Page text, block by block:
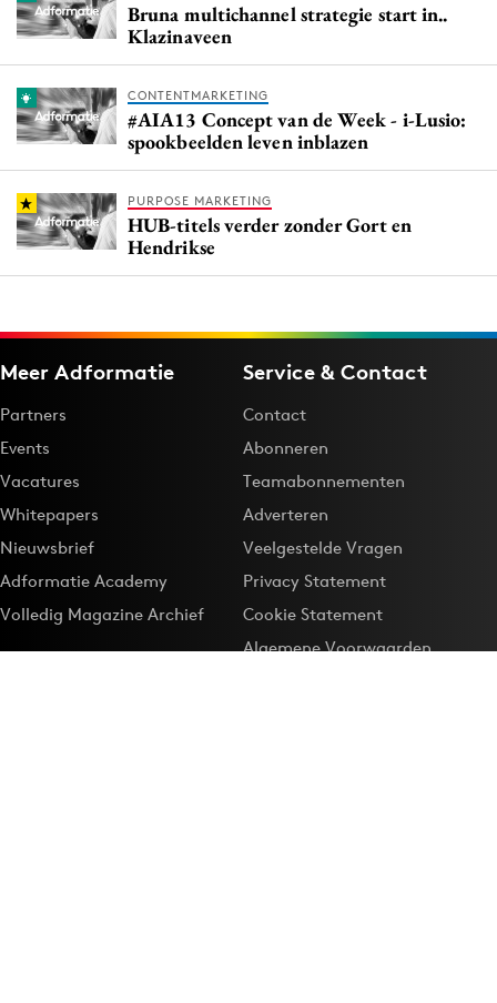
Bruna multichannel strategie start in..
Klazinaveen
CONTENTMARKETING
#AIA13 Concept van de Week - i-Lusio:
spookbeelden leven inblazen
PURPOSE MARKETING
HUB-titels verder zonder Gort en
Hendrikse
Meer Adformatie
Partners
Events
Vacatures
Whitepapers
Nieuwsbrief
Adformatie Academy
Volledig Magazine Archief
Service & Contact
Contact
Abonneren
Teamabonnementen
Adverteren
Veelgestelde Vragen
Privacy Statement
Cookie Statement
Algemene Voorwaarden